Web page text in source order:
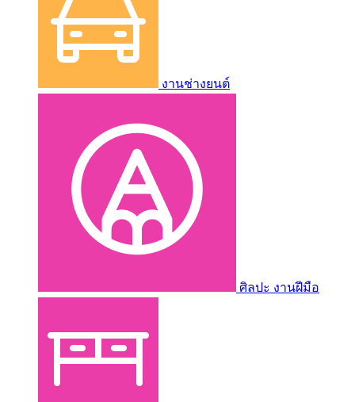
งานช่างยนต์
ศิลปะ งานฝีมือ